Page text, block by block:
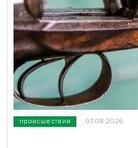
происшествия 07.08.2026